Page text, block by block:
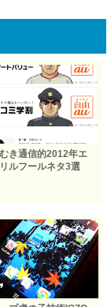
き通信的2012年エ
ルフールネタ3選